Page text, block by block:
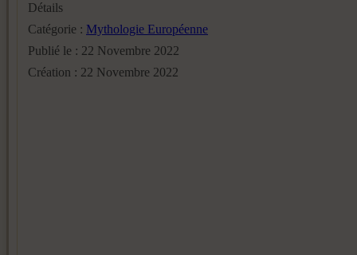
Détails
Catégorie : Mythologie Européenne
Publié le : 22 Novembre 2022
Création : 22 Novembre 2022